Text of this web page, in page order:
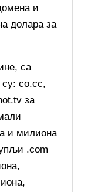
и
долара за
са
су: co.cc,
за
и милиона
.com